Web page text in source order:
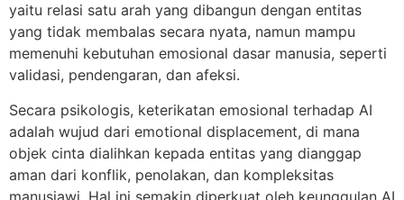
yaitu relasi satu arah yang dibangun dengan entitas
yang tidak membalas secara nyata, namun mampu
memenuhi kebutuhan emosional dasar manusia, seperti
validasi, pendengaran, dan afeksi.
Secara psikologis, keterikatan emosional terhadap AI
adalah wujud dari emotional displacement, di mana
objek cinta dialihkan kepada entitas yang dianggap
aman dari konflik, penolakan, dan kompleksitas
manusiawi. Hal ini semakin diperkuat oleh keunggulan AI